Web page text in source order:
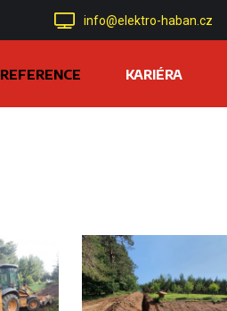
info@elektro-haban.cz
REFERENCE KARIÉRA